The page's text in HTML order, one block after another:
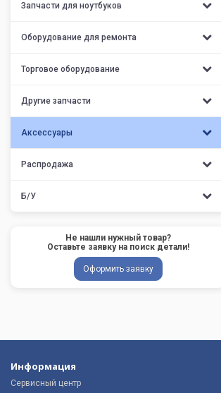
Запчасти для ноутбуков
Оборудование для ремонта
Торговое оборудование
Другие запчасти
Аксессуары
Распродажа
Б/У
Не нашли нужный товар?
Оставьте заявку на поиск детали!
Оформить заявку
Информация
Сервисный центр